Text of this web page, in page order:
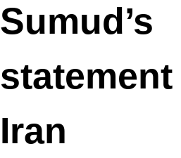
Sumud’s
statement
Iran